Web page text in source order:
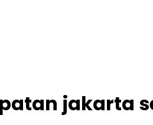
jakarta